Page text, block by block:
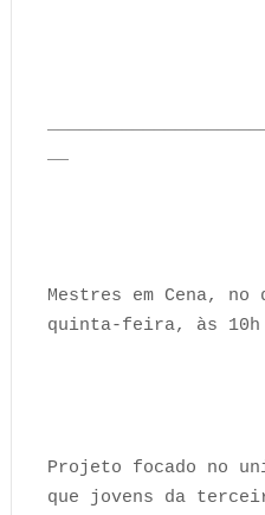
Mestres em Cena,
quinta-feira, às 10h
Projeto focado no
que jovens da